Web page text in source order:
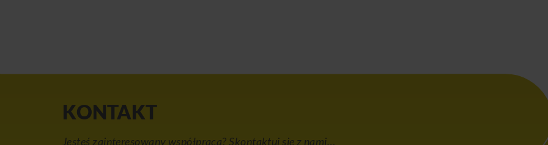
KONTAKT
Jesteś zainteresowany współpracą? Skontaktuj się z nami…